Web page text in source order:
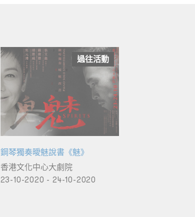
過往活動
鋼琴獨奏曖魅說書《魅》
香港文化中心大劇院
23-10-2020 - 24-10-2020